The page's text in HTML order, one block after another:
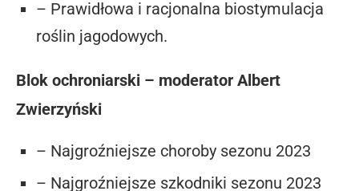
– Prawidłowa i racjonalna biostymulacja
roślin jagodowych.
Blok ochroniarski – moderator Albert
Zwierzyński
– Najgroźniejsze choroby sezonu 2023
– Najgroźniejsze szkodniki sezonu 2023